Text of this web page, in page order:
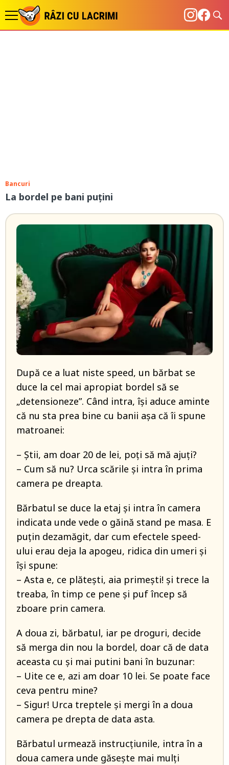
Bancuri
La bordel pe bani puțini
După ce a luat niste speed, un bărbat se
duce la cel mai apropiat bordel să se
„detensioneze”. Când intra, își aduce aminte
că nu sta prea bine cu banii așa că îi spune
matroanei:
– Știi, am doar 20 de lei, poți să mă ajuți?
– Cum să nu? Urca scările și intra în prima
camera pe dreapta.
Bărbatul se duce la etaj și intra în camera
indicata unde vede o găină stand pe masa. E
puțin dezamăgit, dar cum efectele speed-
ului erau deja la apogeu, ridica din umeri și
își spune:
– Asta e, ce plătești, aia primești! și trece la
treaba, în timp ce pene și puf încep să
zboare prin camera.
A doua zi, bărbatul, iar pe droguri, decide
să merga din nou la bordel, doar că de data
aceasta cu și mai putini bani în buzunar:
– Uite ce e, azi am doar 10 lei. Se poate face
ceva pentru mine?
– Sigur! Urca treptele și mergi în a doua
camera pe drepta de data asta.
Bărbatul urmează instrucțiunile, intra în a
doua camera unde găsește mai mulți